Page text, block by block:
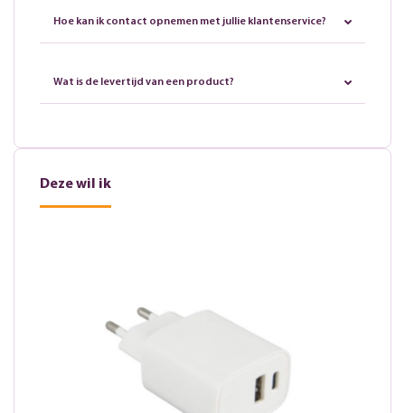
Hoe kan ik contact opnemen met jullie klantenservice?
Wat is de levertijd van een product?
Deze wil ik